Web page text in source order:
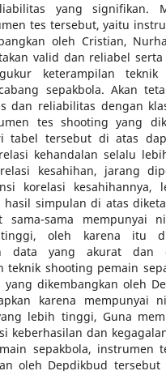
yang signifikan.
tes tersebut, yaitu
oleh Cristian,
valid dan reliabel
keterampilan teknik
sepakbola. Akan
dan reliabilitas dengan
tes shooting yang
tabel tersebut di atas
kehandalan selalu
kesahihan, jarang
korelasi kesahihannya,
hasil simpulan di atas
sama-sama mempunyai
oleh karena itu
data yang akurat dan
teknik shooting pemain
yang dikembangkan oleh
karena mempunyai
lebih tinggi, Guna
keberhasilan dan
sepakbola, instrumen
oleh Depdikbud tersebut